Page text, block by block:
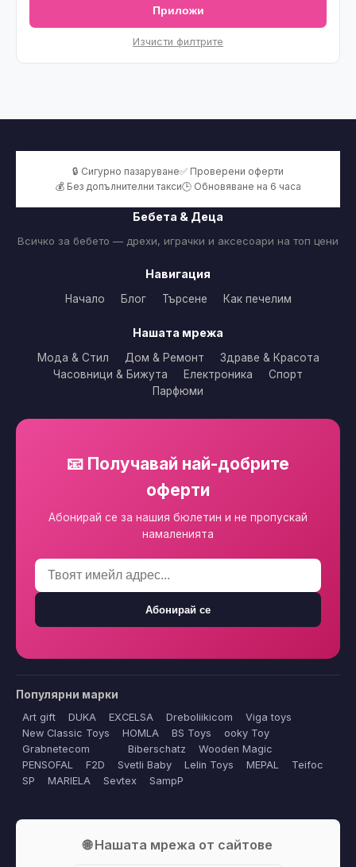
Приложи
Изчисти филтрите
🔒 Сигурно пазаруване✅ Проверени оферти
💰 Без допълнителни такси🕒 Обновяване на 6 часа
Бебета & Деца
Всичко за бебето — дрехи, играчки и аксесоари на топ цени
Навигация
Начало Блог Търсене Как печелим
Нашата мрежа
Мода & Стил Дом & Ремонт
Здраве & Красота
Часовници & Бижута
Електроника
Спорт
Парфюми
📧 Получавай най-добрите
оферти
Абонирай се за нашия бюлетин и не пропускай
намаленията
Абонирай се
Популярни марки
Art gift DUKA EXCELSA Dreboliikicom
Viga toys
New Classic Toys
HOMLA BS Toys
ooky Toy
Grabnetecom
Biberschatz
Wooden Magic
PENSOFAL
F2D Svetli Baby Lelin Toys MEPAL
Teifoc
SP
MARIELA Sevtex SampP
🌐 Нашата мрежа от сайтове